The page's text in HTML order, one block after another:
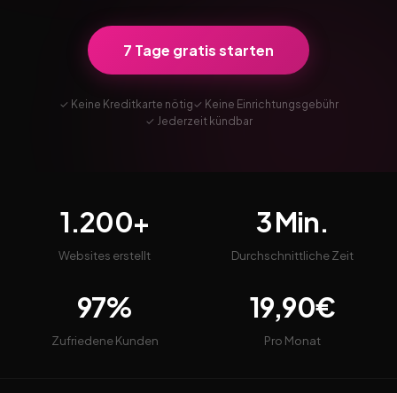
7 Tage gratis starten
✓ Keine Kreditkarte nötig✓ Keine Einrichtungsgebühr
✓ Jederzeit kündbar
1.200+
Websites erstellt
3 Min.
Durchschnittliche Zeit
97%
Zufriedene Kunden
19,90€
Pro Monat